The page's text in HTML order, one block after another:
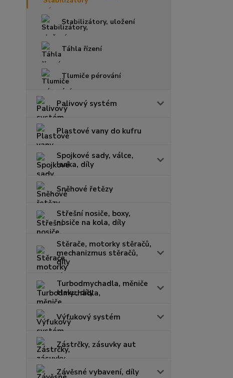
Stabilizátory, uložení
Táhla řízení
Tlumiče pérování
Palivový systém
Plastové vany do kufru
Spojkové sady, válce,
lanka, díly
Sněhové řetězy
Střešní nosiče, boxy,
nosiče na kola, díly
Stěrače, motorky stěračů,
mechanizmus stěračů,
díly
Turbodmychadla, měniče
tlaku, díly
Výfukový systém
Zástrčky, zásuvky aut
Závěsné vybavení, díly